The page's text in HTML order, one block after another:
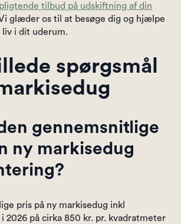
tilbud på udskiftning af din
glæder os til at besøge dig og hjælpe
liv i dit uderum.
spørgsmål
gennemsnitlige
ny markisedug
pris på ny markisedug inkl
2026 på cirka 850 kr. pr. kvadratmeter